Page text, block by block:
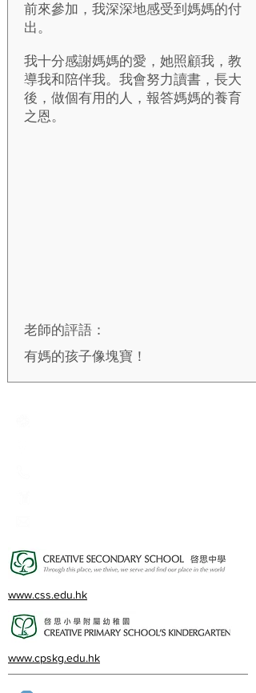
前來參加，我深深地感受到媽媽的付
出。
我十分感謝媽媽的愛，她照顧我，教
導我和陪伴我。我會努力讀書，長大
後，做個有用的人，報答媽媽的養育
之恩。
老師的評語：
有媽的孩子像塊寶！
www.css.edu.hk
www.cpskg.edu.hk